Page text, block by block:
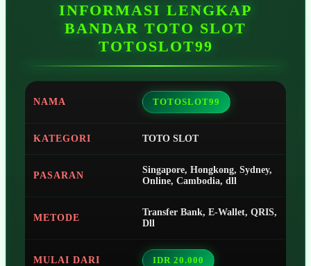
INFORMASI LENGKAP
BANDAR TOTO SLOT
TOTOSLOT99
NAMA TOTOSLOT99
KATEGORI TOTO SLOT
PASARAN
Singapore, Hongkong, Sydney,
Online, Cambodia, dll
METODE
Transfer Bank, E-Wallet, QRIS,
Dll
MULAI DARI IDR 20.000